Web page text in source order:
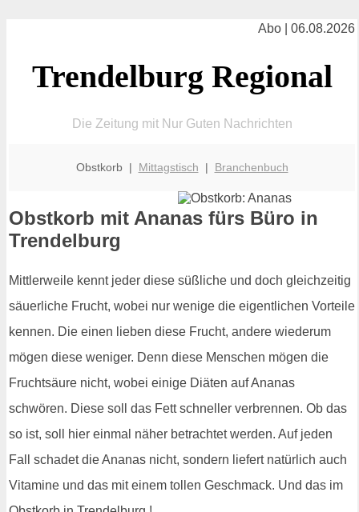
Abo | 06.08.2026
Trendelburg Regional
Die Zeitung mit Nur Guten Nachrichten
Obstkorb | Mittagstisch | Branchenbuch
Obstkorb mit Ananas fürs Büro in
Trendelburg
Mittlerweile kennt jeder diese süßliche und doch gleichzeitig
säuerliche Frucht, wobei nur wenige die eigentlichen Vorteile
kennen. Die einen lieben diese Frucht, andere wiederum
mögen diese weniger. Denn diese Menschen mögen die
Fruchtsäure nicht, wobei einige Diäten auf Ananas
schwören. Diese soll das Fett schneller verbrennen. Ob das
so ist, soll hier einmal näher betrachtet werden. Auf jeden
Fall schadet die Ananas nicht, sondern liefert natürlich auch
Vitamine und das mit einem tollen Geschmack. Und das im